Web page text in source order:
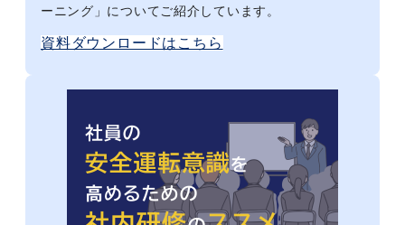
ーニング」についてご紹介しています。
資料ダウンロードはこちら